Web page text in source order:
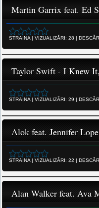
Martin Garrix feat. Ed
STRAINA| VIZUALIZĂRI: 28 |
Taylor Swift - I Knew
STRAINA| VIZUALIZĂRI: 29 |
Alok feat. Jennifer
STRAINA| VIZUALIZĂRI: 22 |
Alan Walker feat. Ava